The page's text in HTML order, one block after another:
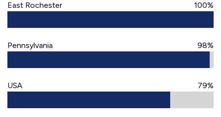
East Rochester 100%
Pennsylvania 98%
USA 79%